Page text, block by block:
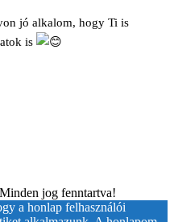
jó alkalom, hogy Ti is
is
jog fenntartva!
a honlap felhasználói